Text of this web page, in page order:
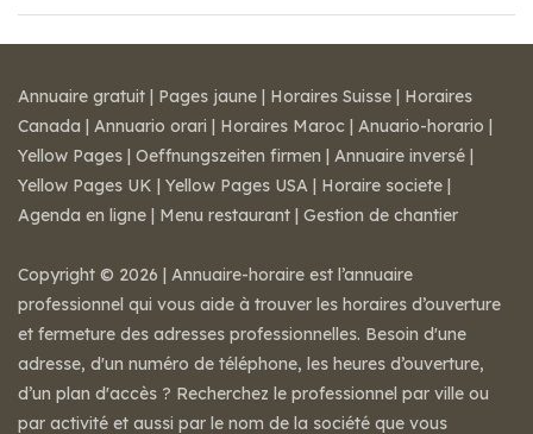
Annuaire gratuit | Pages jaune | Horaires Suisse | Horaires
Canada | Annuario orari | Horaires Maroc | Anuario-horario |
Yellow Pages | Oeffnungszeiten firmen | Annuaire inversé |
Yellow Pages UK | Yellow Pages USA | Horaire societe |
Agenda en ligne | Menu restaurant | Gestion de chantier
Copyright © 2026 | Annuaire-horaire est l’annuaire
professionnel qui vous aide à trouver les horaires d’ouverture
et fermeture des adresses professionnelles. Besoin d'une
adresse, d'un numéro de téléphone, les heures d’ouverture,
d’un plan d'accès ? Recherchez le professionnel par ville ou
par activité et aussi par le nom de la société que vous